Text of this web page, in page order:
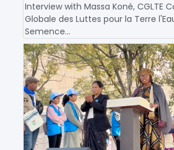
Interview with Massa Koné, CGLTE
Globale des Luttes pour la Terre
Semence...